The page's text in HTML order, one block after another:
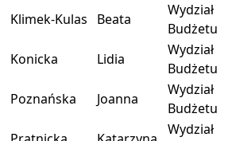
Klimek-Kulas
Beata
Wydział
Budżetu
Konicka
Lidia
Wydział
Budżetu
Poznańska Joanna
Wydział
Budżetu
Wydział